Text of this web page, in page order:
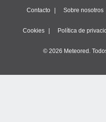
Contacto Sobre nosotros
Cookies Política de
© 2026 Meteored.